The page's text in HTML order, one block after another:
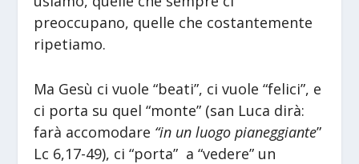
preoccupano, quelle che costantemente
ripetiamo.
Ma Gesù ci vuole “beati”, ci vuole “felici”, e
ci porta su quel “monte” (san Luca dirà:
farà accomodare “in un luogo pianeggiante”
Lc 6,17-49), ci “porta” a “vedere” un